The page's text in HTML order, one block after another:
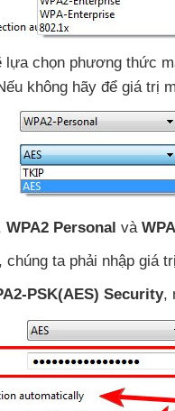
lựa chọn phương thức
không hãy để giá trị
WPA2 Personal và
chúng ta phải nhập giá
PSK(AES) Security,